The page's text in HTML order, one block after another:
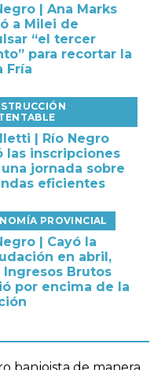
| Ana Marks
a Milei de
“el tercer
para recortar la
Fría
| Río Negro
las inscripciones
una jornada sobre
eficientes
PROVINCIAL
| Cayó la
en abril,
Ingresos Brutos
por encima de la